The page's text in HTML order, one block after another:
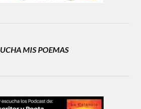
MIS POEMAS